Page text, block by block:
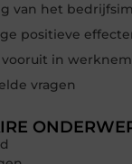
positieve
vooruit in
vragen